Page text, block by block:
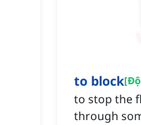
to block[
to stop the
through